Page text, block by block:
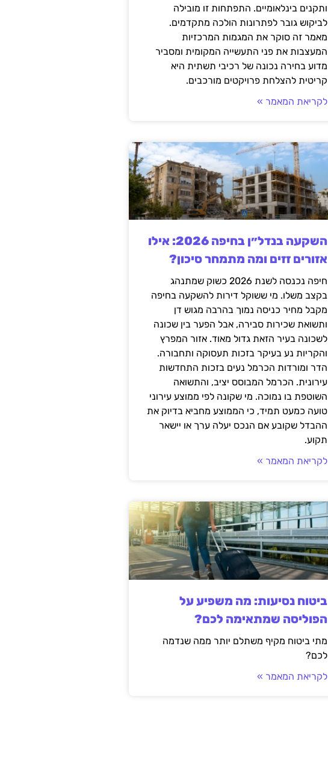
ותקנים בינלאומיים. התפתחות זו מובילה
לביקוש גובר לפתרונות הולכה מתקדמים.
מאמר זה סוקר את המגמות המרכזיות
המעצבות את פני התעשייה המקומית ומסביר
מדוע בחירה נכונה של רכיבי תשתית היא
קריטית להצלחת פרויקטים מורכבים.
לקריאת המאמר »
השקעה בנדל״ן בחיפה 2026: אילו
אזורים זזים ומה מתמחר סיכון?
חיפה נכנסה לשנת 2026 כשוק שמתנהג
בקצב משלו. מי ששוקל דירות להשקעה בחיפה
מקבל מחיר כניסה נמוך בהרבה מגוש דן
ותשואת שכירות סבירה, אבל הפער בין שכונה
לשכונה בעיר הזאת גדול מאוד. אזור המפרץ
והקריות נע בעיקר בזכות תעסוקה ותחבורה.
הדר ומורדות הכרמל נעים בזכות התחדשות
עירונית. הכרמל המבוסס יציב, והתשואה
השוטפת בו נמוכה. מי שקונה לפי ממוצע עירוני
טועה כמעט תמיד, כי הממוצע מחביא בדיוק את
ההבדל שקובע אם הנכס יעלה ערך או יישאר
תקוע.
לקריאת המאמר »
ביטוח נסיעות: מה משפיע על
הפוליסה שמתאימה לכם?
מתי ביטוח מקיף משתלם יותר ממה שנדמה
לכם?
לקריאת המאמר »